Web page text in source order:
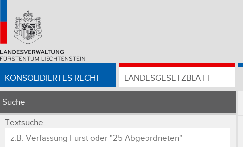
KONSOLIDIERTES RECHT LANDESGESETZBLATT
Suche
Textsuche